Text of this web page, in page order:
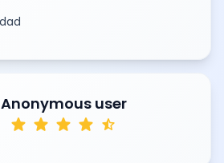
Anonymous user
star star star star star_half